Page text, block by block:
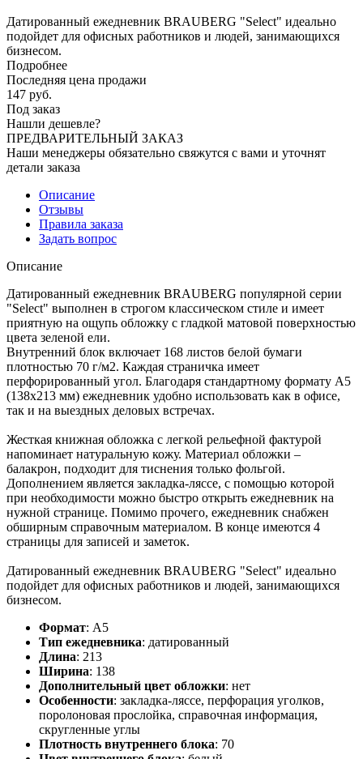
Датированный ежедневник BRAUBERG "Select" идеально
подойдет для офисных работников и людей, занимающихся
бизнесом.
Подробнее
Последняя цена продажи
147 руб.
Под заказ
Нашли дешевле?
ПРЕДВАРИТЕЛЬНЫЙ ЗАКАЗ
Наши менеджеры обязательно свяжутся с вами и уточнят
детали заказа
Описание
Отзывы
Правила заказа
Задать вопрос
Описание
Датированный ежедневник BRAUBERG популярной серии
"Select" выполнен в строгом классическом стиле и имеет
приятную на ощупь обложку с гладкой матовой поверхностью
цвета зеленой ели.
Внутренний блок включает 168 листов белой бумаги
плотностью 70 г/м2. Каждая страничка имеет
перфорированный угол. Благодаря стандартному формату А5
(138х213 мм) ежедневник удобно использовать как в офисе,
так и на выездных деловых встречах.
Жесткая книжная обложка с легкой рельефной фактурой
напоминает натуральную кожу. Материал обложки –
балакрон, подходит для тиснения только фольгой.
Дополнением является закладка-ляссе, с помощью которой
при необходимости можно быстро открыть ежедневник на
нужной странице. Помимо прочего, ежедневник снабжен
обширным справочным материалом. В конце имеются 4
страницы для записей и заметок.
Датированный ежедневник BRAUBERG "Select" идеально
подойдет для офисных работников и людей, занимающихся
бизнесом.
Формат: А5
Тип ежедневника: датированный
Длина: 213
Ширина: 138
Дополнительный цвет обложки: нет
Особенности: закладка-ляссе, перфорация уголков,
поролоновая прослойка, справочная информация,
скругленные углы
Плотность внутреннего блока: 70